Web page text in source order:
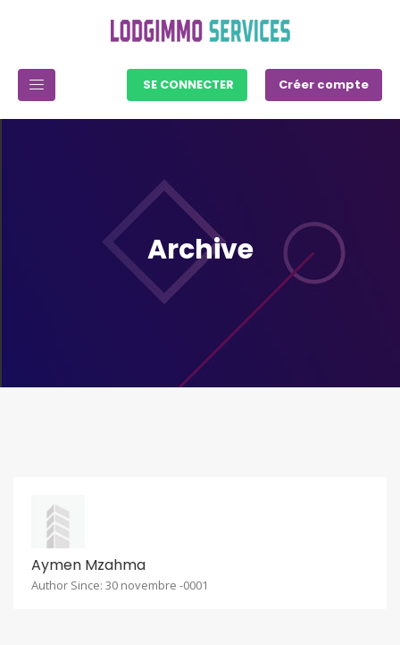
SE CONNECTER Créer compte
Archive
Aymen Mzahma
Author Since: 30 novembre -0001